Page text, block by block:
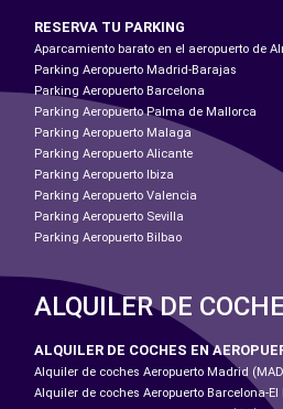
RESERVA TU PARKING
Aparcamiento barato en el aeropuerto de
Parking Aeropuerto Madrid-Barajas
Parking Aeropuerto Barcelona
Parking Aeropuerto Palma de Mallorca
Parking Aeropuerto Malaga
Parking Aeropuerto Alicante
Parking Aeropuerto Ibiza
Parking Aeropuerto Valencia
Parking Aeropuerto Sevilla
Parking Aeropuerto Bilbao
ALQUILER DE COCHE
ALQUILER DE COCHES EN
Alquiler de coches Aeropuerto Madrid
Alquiler de coches Aeropuerto Barcelona-El